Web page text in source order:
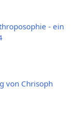
- ein
von Chrisoph